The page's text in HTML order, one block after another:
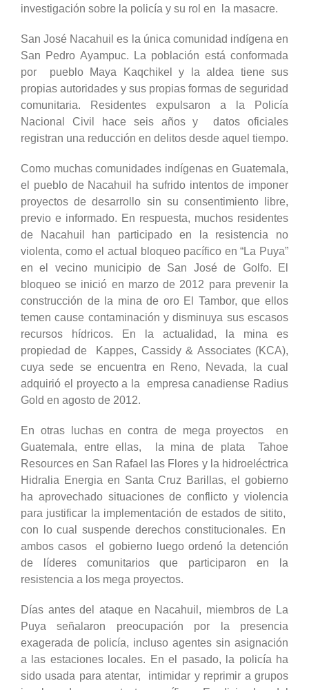
investigación sobre la policía y su rol en la masacre.
San José Nacahuil es la única comunidad indígena en
San Pedro Ayampuc. La población está conformada
por pueblo Maya Kaqchikel y la aldea tiene sus
propias autoridades y sus propias formas de seguridad
comunitaria. Residentes expulsaron a la Policía
Nacional Civil hace seis años y datos oficiales
registran una reducción en delitos desde aquel tiempo.
Como muchas comunidades indígenas en Guatemala,
el pueblo de Nacahuil ha sufrido intentos de imponer
proyectos de desarrollo sin su consentimiento libre,
previo e informado. En respuesta, muchos residentes
de Nacahuil han participado en la resistencia no
violenta, como el actual bloqueo pacífico en “La Puya”
en el vecino municipio de San José de Golfo. El
bloqueo se inició en marzo de 2012 para prevenir la
construcción de la mina de oro El Tambor, que ellos
temen cause contaminación y disminuya sus escasos
recursos hídricos. En la actualidad, la mina es
propiedad de Kappes, Cassidy & Associates (KCA),
cuya sede se encuentra en Reno, Nevada, la cual
adquirió el proyecto a la empresa canadiense Radius
Gold en agosto de 2012.
En otras luchas en contra de mega proyectos en
Guatemala, entre ellas, la mina de plata Tahoe
Resources en San Rafael las Flores y la hidroeléctrica
Hidralia Energia en Santa Cruz Barillas, el gobierno
ha aprovechado situaciones de conflicto y violencia
para justificar la implementación de estados de sitito,
con lo cual suspende derechos constitucionales. En
ambos casos el gobierno luego ordenó la detención
de líderes comunitarios que participaron en la
resistencia a los mega proyectos.
Días antes del ataque en Nacahuil, miembros de La
Puya señalaron preocupación por la presencia
exagerada de policía, incluso agentes sin asignación
a las estaciones locales. En el pasado, la policía ha
sido usada para atentar, intimidar y reprimir a grupos